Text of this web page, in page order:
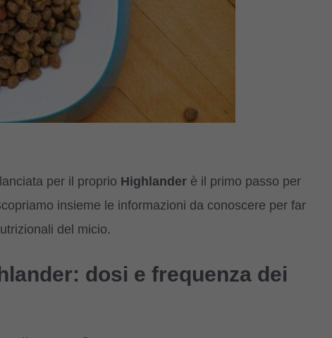
per il proprio Highlander è il primo passo per
insieme le informazioni da conoscere per far
del micio.
dosi e frequenza dei